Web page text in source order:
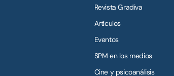
Revista Gradiva
Artículos
Eventos
SPM en los medios
Cine y psicoanálisis